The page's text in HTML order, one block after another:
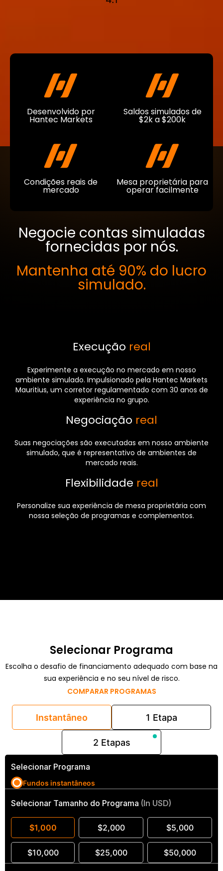
Desenvolvido por
Hantec Markets
Saldos simulados de
$2k a $200k
Condições reais de
mercado
Mesa proprietária para
operar facilmente
Negocie contas simuladas
fornecidas por nós.
Mantenha até 90% do lucro
simulado.
Execução real
Experimente a execução no mercado em nosso
ambiente simulado. Impulsionado pela Hantec Markets
Mauritius, um corretor regulamentado com 30 anos de
experiência no grupo.
Negociação real
Suas negociações são executadas em nosso ambiente
simulado, que é representativo de ambientes de
mercado reais.
Flexibilidade real
Personalize sua experiência de mesa proprietária com
nossa seleção de programas e complementos.
Selecionar Programa
Escolha o desafio de financiamento adequado com base na
sua experiência e no seu nível de risco.
COMPARAR PROGRAMAS
Instantâneo 1 Etapa
2 Etapas
Selecionar Programa
Fundos instantâneos
Selecionar Tamanho do Programa (In USD)
$1,000 $2,000 $5,000
$10,000 $25,000 $50,000